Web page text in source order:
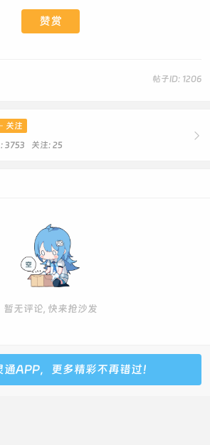
赞赏
帖子ID: 1206

关注
3753 关注: 25
暂无评论, 快来抢沙发
APP，更多精彩不再错过！